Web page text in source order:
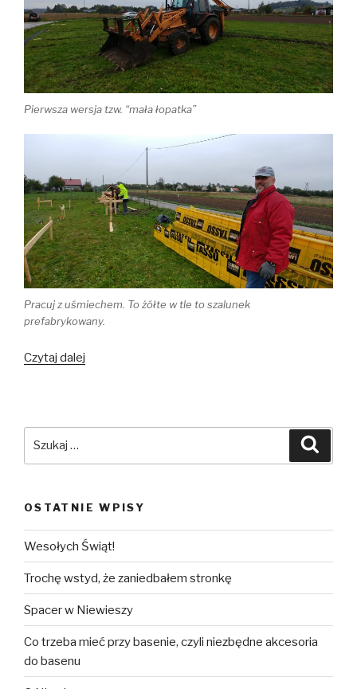
Pierwsza wersja tzw. “mała łopatka”
Pracuj z uśmiechem. To żółte w tle to szalunek
prefabrykowany.
Czytaj dalej
OSTATNIE WPISY
Wesołych Świąt!
Trochę wstyd, że zaniedbałem stronkę
Spacer w Niewieszy
Co trzeba mieć przy basenie, czyli niezbędne akcesoria
do basenu